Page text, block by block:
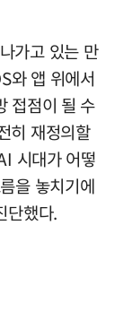
가고 있는 만
와 앱 위에서
접점이 될 수
히 재정의할
시대가 어떻
을 놓치기에
단했다.